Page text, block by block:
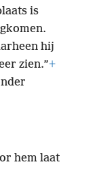
is
hij
zien.”+
hem laat